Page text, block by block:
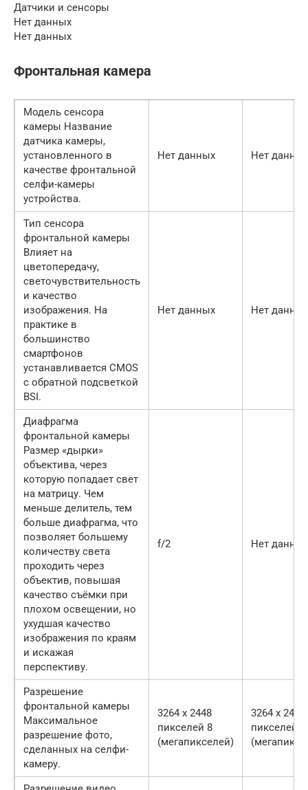
Датчики и сенсоры
Нет данных
Нет данных
Фронтальная камера
Модель сенсора
камеры Название
датчика камеры,
установленного в
качестве фронтальной
селфи-камеры
устройства.
Нет данных Нет данных
Тип сенсора
фронтальной камеры
Влияет на
цветопередачу,
светочувствительность
и качество
изображения. На
практике в
большинство
смартфонов
устанавливается CMOS
с обратной подсветкой
BSI.
Нет данных Нет данных
Диафрагма
фронтальной камеры
Размер «дырки»
объектива, через
которую попадает свет
на матрицу. Чем
меньше делитель, тем
больше диафрагма, что
позволяет большему
количеству света
проходить через
объектив, повышая
качество съёмки при
плохом освещении, но
ухудшая качество
изображения по краям
и искажая
перспективу.
f/2 Нет данных
Разрешение
фронтальной камеры
Максимальное
разрешение фото,
сделанных на селфи-
камеру.
3264 x 2448
пикселей 8
(мегапикселей)
3264 x 2448
пикселей 8